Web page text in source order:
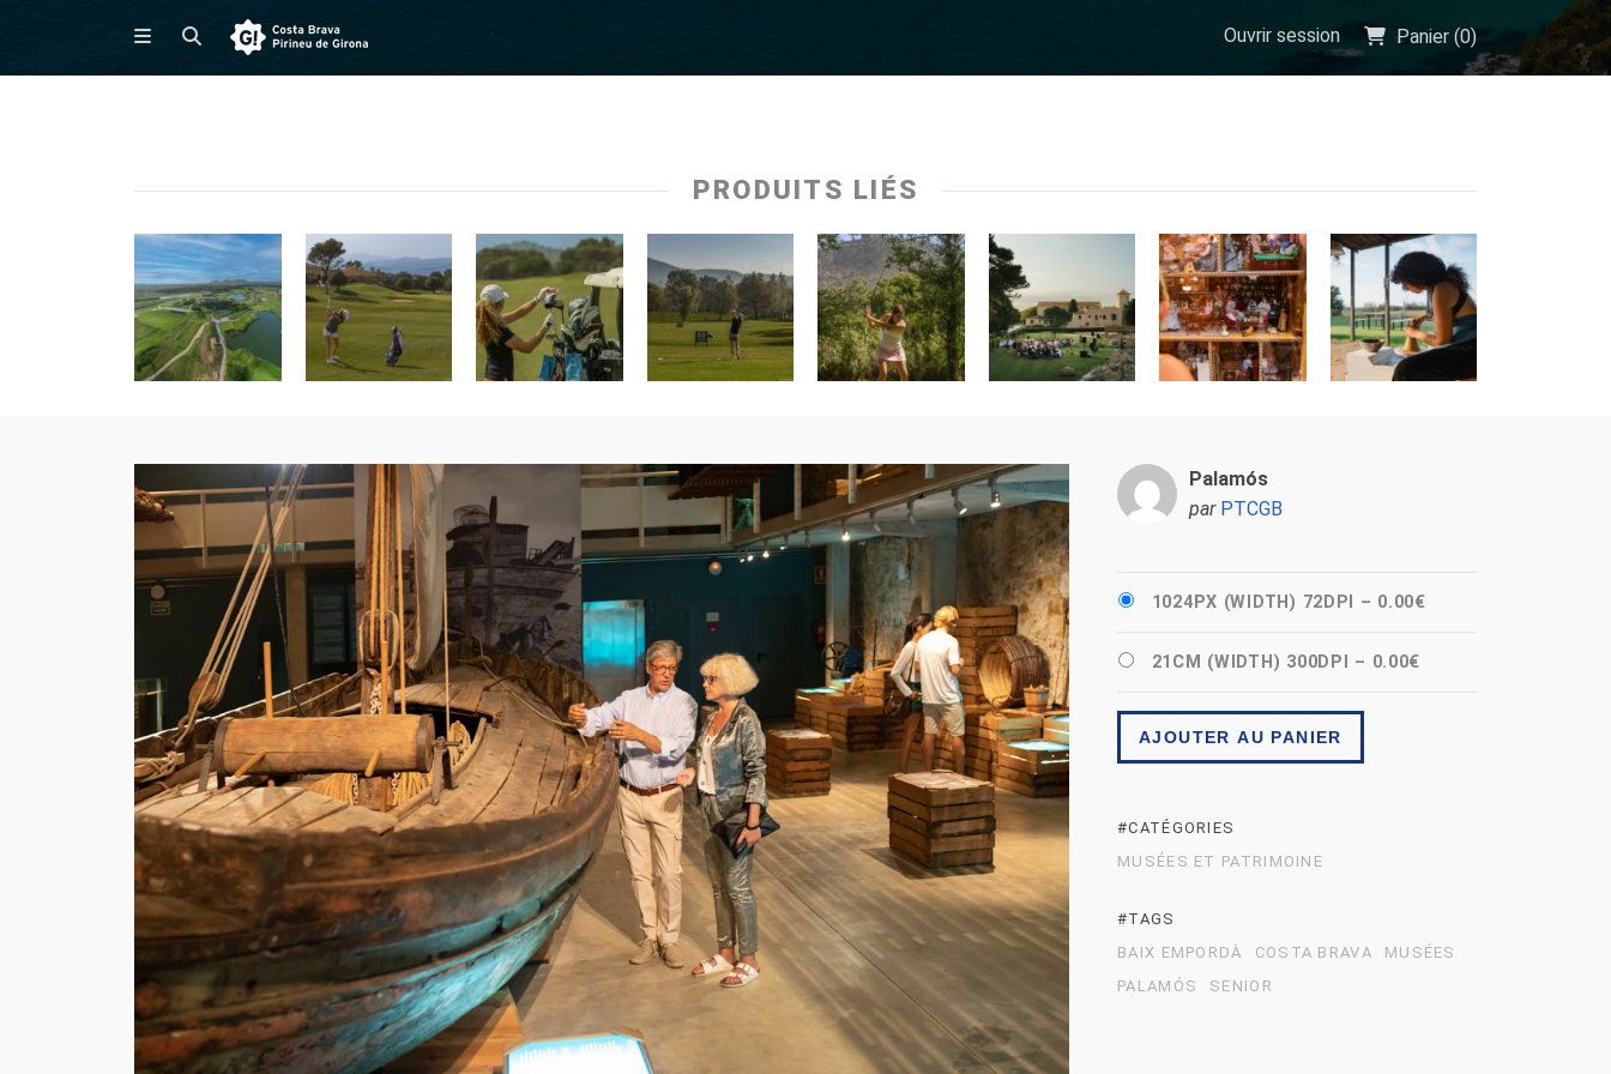
Ouvrir session Panier (0)
PRODUITS LIÉS
Palamós
par PTCGB
1024PX (WIDTH) 72DPI – 0.00€
21CM (WIDTH) 300DPI – 0.00€
AJOUTER AU PANIER
#CATÉGORIES
MUSÉES ET PATRIMOINE
#TAGS
BAIX EMPORDÀ
COSTA BRAVA
MUSÉES
PALAMÓS
SENIOR